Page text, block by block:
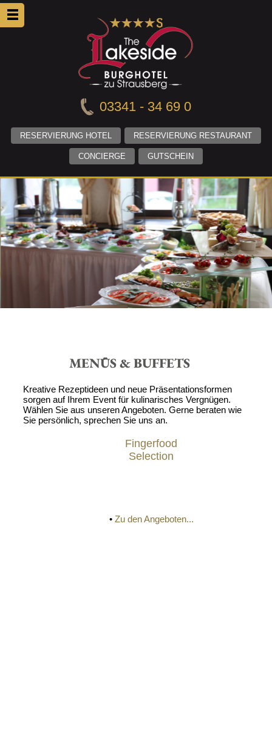
03341 - 34 69 0
RESERVIERUNG HOTEL RESERVIERUNG RESTAURANT
CONCIERGE GUTSCHEIN
MENÜS & BUFFETS
Kreative Rezeptideen und neue Präsentationsformen
sorgen auf Ihrem Event für kulinarisches Vergnügen.
Wählen Sie aus unseren Angeboten. Gerne beraten wie
Sie persönlich, sprechen Sie uns an.
Fingerfood
Selection
• Zu den Angeboten...